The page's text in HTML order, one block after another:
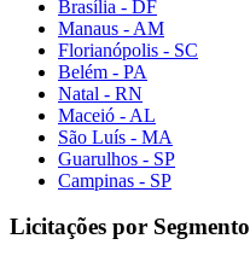
Brasília - DF
Manaus - AM
Florianópolis - SC
Belém - PA
Natal - RN
Maceió - AL
São Luís - MA
Guarulhos - SP
Campinas - SP
Licitações por Segmento